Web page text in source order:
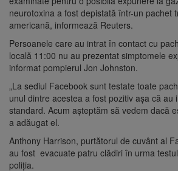
neurotoxina a fost depistată într-un pachet
americană, informează Reuters.
Persoanele care au intrat în contact cu
locală 11:00 nu au prezentat simptomele
informat pompierul Jon Johnston.
„La sediul Facebook sunt testate toate
unul dintre acestea a fost pozitiv aşa că au
standard. Acum aşteptăm să vedem dacă
a adăugat el.
Anthony Harrison, purtătorul de cuvânt al
au fost evacuate patru clădiri în urma
poliţia.